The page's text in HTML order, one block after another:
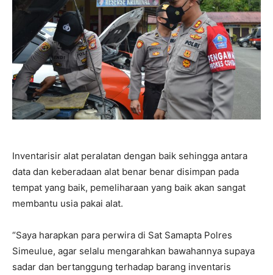
Inventarisir alat peralatan dengan baik sehingga antara
data dan keberadaan alat benar benar disimpan pada
tempat yang baik, pemeliharaan yang baik akan sangat
membantu usia pakai alat.
“Saya harapkan para perwira di Sat Samapta Polres
Simeulue, agar selalu mengarahkan bawahannya supaya
sadar dan bertanggung terhadap barang inventaris